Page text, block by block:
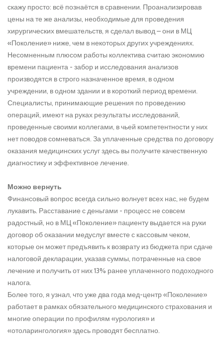
скажу просто: всё познаётся в сравнении. Проанализировав
цены на те же анализы, необходимые для проведения
хирургических вмешательств, я сделал вывод – они в МЦ
«Поколение» ниже, чем в некоторых других учреждениях.
Несомненным плюсом работы коллектива считаю экономию
времени пациента - забор и исследования анализов
производятся в строго назначенное время, в одном
учреждении, в одном здании и в короткий период времени.
Специалисты, принимающие решения по проведению
операций, имеют на руках результаты исследований,
проведенные своими коллегами, в чьей компетентности у них
нет поводов сомневаться. За уплаченные средства по договору
оказания медицинских услуг здесь вы получите качественную
диагностику и эффективное лечение.
Можно вернуть
Финансовый вопрос всегда сильно волнует всех нас, не будем
лукавить. Расставание с деньгами - процесс не совсем
радостный, но в МЦ «Поколение» пациенту выдается на руки
договор об оказании медуслуг вместе с кассовым чеком,
которые он может предъявить к возврату из бюджета при сдаче
налоговой декларации, указав суммы, потраченные на свое
лечение и получить от них 13% ранее уплаченного подоходного
налога.
Более того, я узнал, что уже два года мед-центр «Поколение»
работает в рамках обязательного медицинского страхования и
многие операции по профилям «урология» и
«отоларингология» здесь проводят бесплатно.